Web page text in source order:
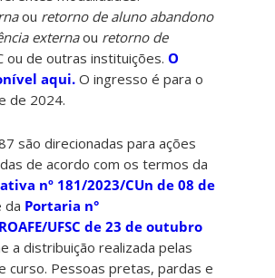
ou retorno de aluno abandono
externaou retorno de
ou de outras instituições. O
aqui. O ingresso é para o
de 2024.
são direcionadas para ações
de acordo com os termos da
nº 181/2023/CUn de 08 de
da Portaria n°
UFSC de 23 de outubro
a distribuição realizada pelas
curso. Pessoas pretas, pardas e